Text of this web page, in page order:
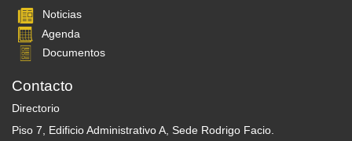
Noticias
Agenda
Documentos
Contacto
Directorio
Piso 7, Edificio Administrativo A, Sede Rodrigo Facio.